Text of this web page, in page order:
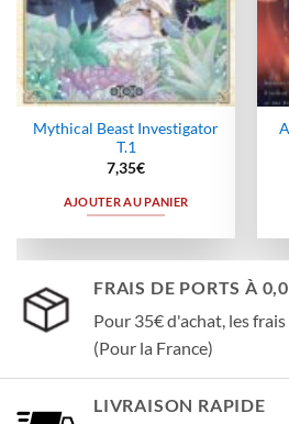
Mythical Beast Investigator
T.1
7,35€
AJOUTER AU PANIER
FRAIS DE PORTS À
Pour 35€ d'achat, les
(Pour la France)
LIVRAISON RAPIDE